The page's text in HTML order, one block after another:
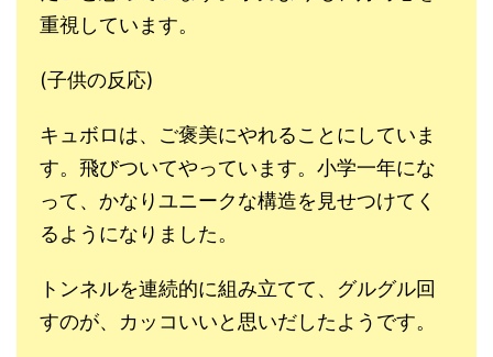
重視しています。
(子供の反応)
キュボロは、ご褒美にやれることにしていま
す。飛びついてやっています。小学一年にな
って、かなりユニークな構造を見せつけてく
るようになりました。
トンネルを連続的に組み立てて、グルグル回
すのが、カッコいいと思いだしたようです。